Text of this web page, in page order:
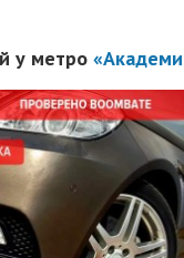
у метро